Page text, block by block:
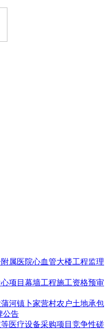
属医院心血管大楼工程监理
项目幕墙工程施工资格预审
河镇卜家营村农户土地承包
公告
医疗设备采购项目竞争性磋